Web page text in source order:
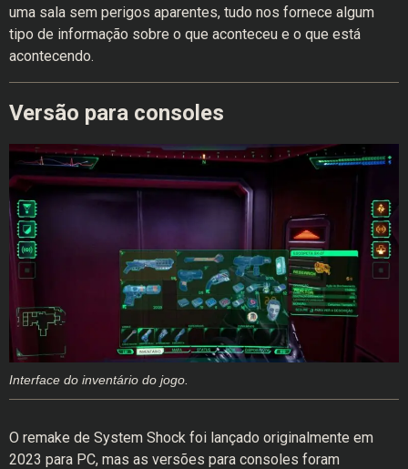
uma sala sem perigos aparentes, tudo nos fornece algum
tipo de informação sobre o que aconteceu e o que está
acontecendo.
Versão para consoles
Interface do inventário do jogo.
O remake de System Shock foi lançado originalmente em
2023 para PC, mas as versões para consoles foram